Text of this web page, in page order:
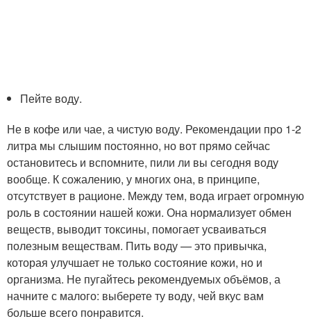
Пейте воду.
Не в кофе или чае, а чистую воду. Рекомендации про 1-2
литра мы слышим постоянно, но вот прямо сейчас
остановитесь и вспомните, пили ли вы сегодня воду
вообще. К сожалению, у многих она, в принципе,
отсутствует в рационе. Между тем, вода играет огромную
роль в состоянии нашей кожи. Она нормализует обмен
веществ, выводит токсины, помогает усваиваться
полезным веществам. Пить воду — это привычка,
которая улучшает не только состояние кожи, но и
организма. Не пугайтесь рекомендуемых объёмов, а
начните с малого: выберете ту воду, чей вкус вам
больше всего понравится.